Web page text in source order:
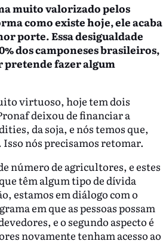
muito valorizado pelos
como existe hoje, ele acaba
porte. Essa desigualdade
dos camponeses brasileiros,
pretende fazer algum
virtuoso, hoje tem dois
deixou de financiar a
da soja, e nós temos que,
nós precisamos retomar.
número de agricultores, e estes
têm algum tipo de dívida
estamos em diálogo com o
em que as pessoas possam
e o segundo aspecto é
novamente tenham acesso ao